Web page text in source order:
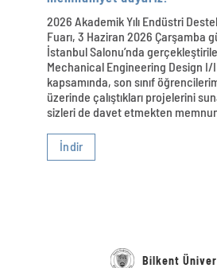
2026 Akademik Yılı Endüstri
Fuarı, 3 Haziran 2026 Çarşamba
İstanbul Salonu’nda
Mechanical Engineering Design I/
kapsamında, son sınıf
üzerinde çalıştıkları projelerini
sizleri de davet etmekten
İndir
Bilkent